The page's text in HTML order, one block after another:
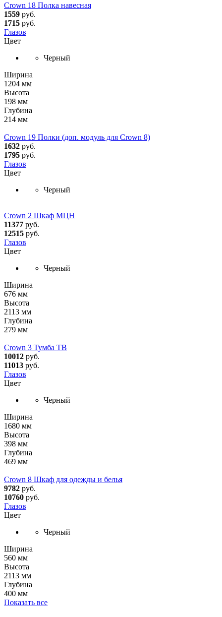
Crown 18 Полка навесная
1559 руб.
1715 руб.
Глазов
Цвет
Черный
Ширина
1204 мм
Высота
198 мм
Глубина
214 мм
Crown 19 Полки (доп. модуль для Crown 8)
1632 руб.
1795 руб.
Глазов
Цвет
Черный
Crown 2 Шкаф МЦН
11377 руб.
12515 руб.
Глазов
Цвет
Черный
Ширина
676 мм
Высота
2113 мм
Глубина
279 мм
Crown 3 Тумба ТВ
10012 руб.
11013 руб.
Глазов
Цвет
Черный
Ширина
1680 мм
Высота
398 мм
Глубина
469 мм
Crown 8 Шкаф для одежды и белья
9782 руб.
10760 руб.
Глазов
Цвет
Черный
Ширина
560 мм
Высота
2113 мм
Глубина
400 мм
Показать все